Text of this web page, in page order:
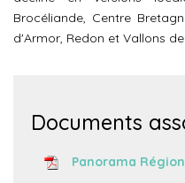
Brocéliande, Centre
d'Armor, Redon et Vallons
Documents
Panorama